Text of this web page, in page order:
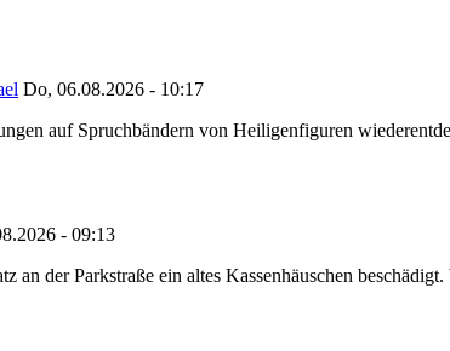
Do, 06.08.2026 - 10:17
auf Spruchbändern von Heiligenfiguren
- 09:13
der Parkstraße ein altes Kassenhäuschen